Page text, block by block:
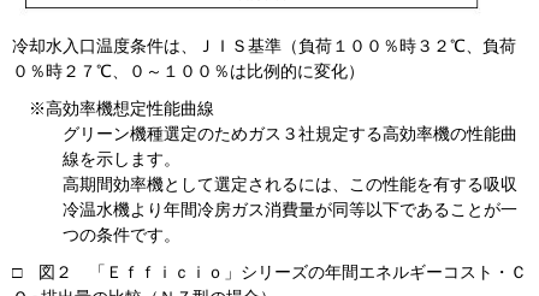
冷却水入口温度条件は、ＪＩＳ基準（負荷１００％時３２℃、負荷
０％時２７℃、０～１００％は比例的に変化）
※高効率機想定性能曲線
グリーン機種選定のためガス３社規定する高効率機の性能曲
線を示します。
高期間効率機として選定されるには、この性能を有する吸収
冷温水機より年間冷房ガス消費量が同等以下であることが一
つの条件です。
□ 図２ 「Ｅｆｆｉｃｉｏ」シリーズの年間エネルギーコスト・Ｃ